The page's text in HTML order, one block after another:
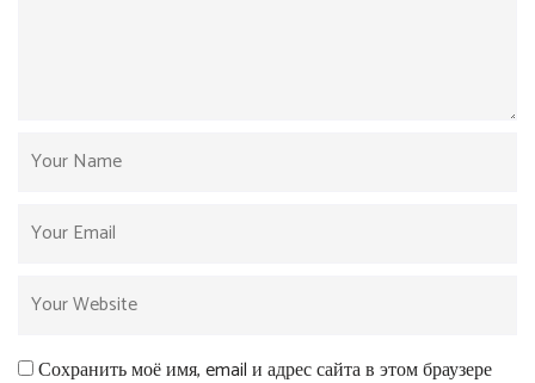
Сохранить моё имя, email и адрес сайта в этом браузере